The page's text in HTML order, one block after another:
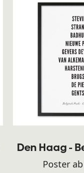
Den Haag -
Poster